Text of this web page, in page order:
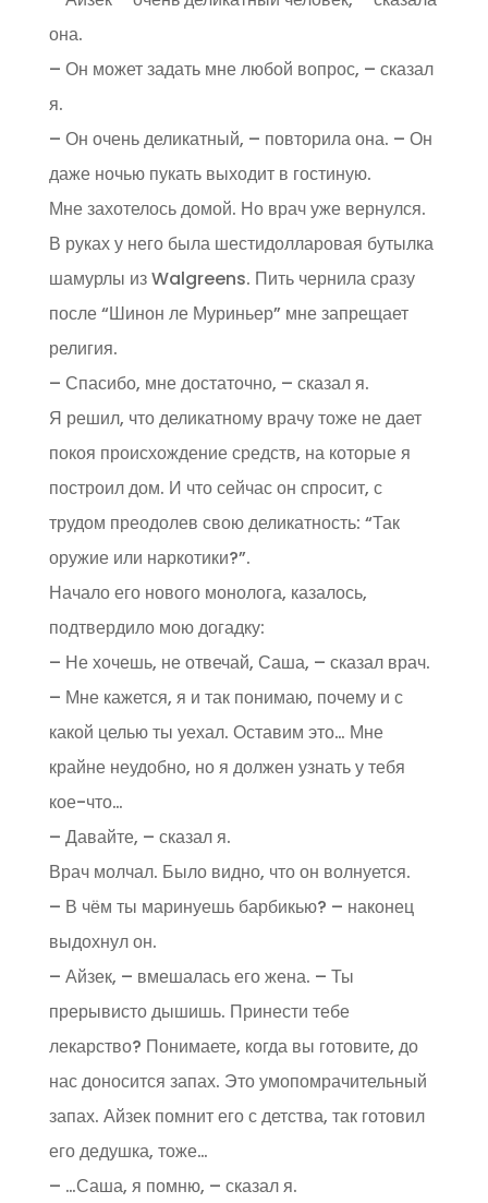
она.
– Он может задать мне любой вопрос, – сказал
я.
– Он очень деликатный, – повторила она. – Он
даже ночью пукать выходит в гостиную.
Мне захотелось домой. Но врач уже вернулся.
В руках у него была шестидолларовая бутылка
шамурлы из Walgreens. Пить чернила сразу
после “Шинон ле Муриньер” мне запрещает
религия.
– Спасибо, мне достаточно, – сказал я.
Я решил, что деликатному врачу тоже не дает
покоя происхождение средств, на которые я
построил дом. И что сейчас он спросит, с
трудом преодолев свою деликатность: “Так
оружие или наркотики?”.
Начало его нового монолога, казалось,
подтвердило мою догадку:
– Не хочешь, не отвечай, Саша, – сказал врач.
– Мне кажется, я и так понимаю, почему и с
какой целью ты уехал. Оставим это… Мне
крайне неудобно, но я должен узнать у тебя
кое-что…
– Давайте, – сказал я.
Врач молчал. Было видно, что он волнуется.
– В чём ты маринуешь барбикью? – наконец
выдохнул он.
– Айзек, – вмешалась его жена. – Ты
прерывисто дышишь. Принести тебе
лекарство? Понимаете, когда вы готовите, до
нас доносится запах. Это умопомрачительный
запах. Айзек помнит его с детства, так готовил
его дедушка, тоже…
– …Саша, я помню, – сказал я.